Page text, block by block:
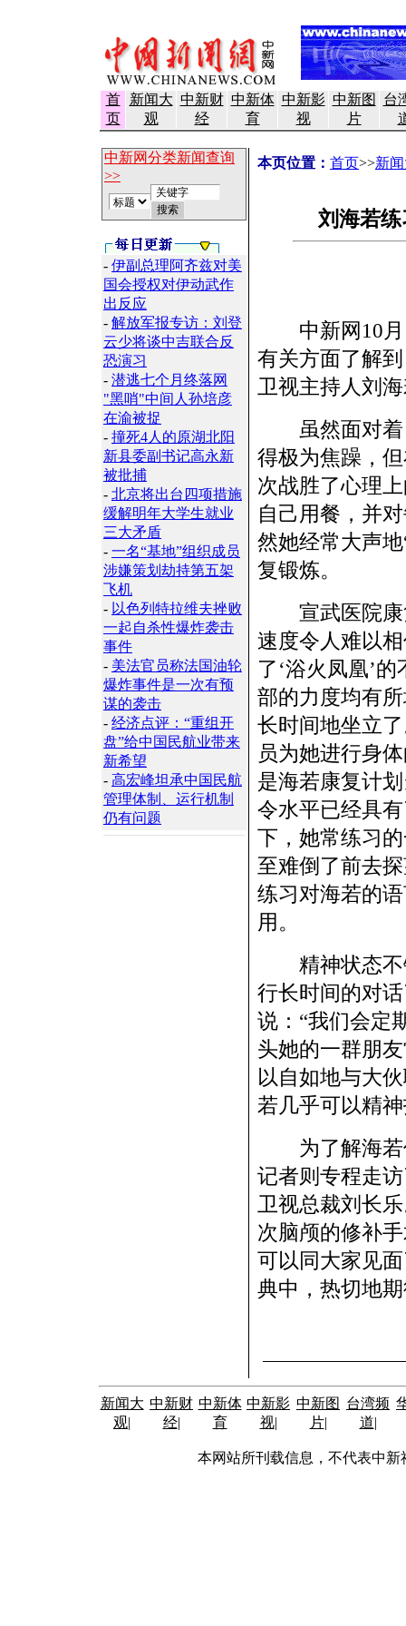
首
页
新闻大
观
中新财
经
中新体
育
中新影
视
中新图
片
台
中新网分类新闻查询
>>
- 伊副总理阿齐兹对美
国会授权对伊动武作
出反应
- 解放军报专访：刘登
云少将谈中吉联合反
恐演习
- 潜逃七个月终落网
"黑哨"中间人孙培彦
在渝被捉
- 撞死4人的原湖北阳
新县委副书记高永新
被批捕
- 北京将出台四项措施
缓解明年大学生就业
三大矛盾
- 一名“基地”组织成员
涉嫌策划劫持第五架
飞机
- 以色列特拉维夫挫败
一起自杀性爆炸袭击
事件
- 美法官员称法国油轮
爆炸事件是一次有预
谋的袭击
- 经济点评：“重组开
盘”给中国民航业带来
新希望
- 高宏峰坦承中国民航
管理体制、运行机制
仍有问题
本页位置： 首页>>新
刘海若
中新网10月
有关方面了解
卫视主持人刘
虽然面对着
得极为焦躁，
次战胜了心理
自己用餐，并
然她经常大声
复锻炼。
宣武医院康
速度令人难以
了‘浴火凤凰’
部的力度均有
长时间地坐立
员为她进行身
是海若康复计
令水平已经具
下，她常练习
至难倒了前去
练习对海若的
用。
精神状态不
行长时间的对
说：“我们会定
头她的一群朋
以自如地与大
若几乎可以精
为了解海若
记者则专程走
卫视总裁刘长
次脑颅的修补
可以同大家见
典中，热切地
新闻大
观|
中新财
经|
中新体
育
中新影
视|
中新图
片|
台湾频
道|
本网站所刊载信息，不代表中